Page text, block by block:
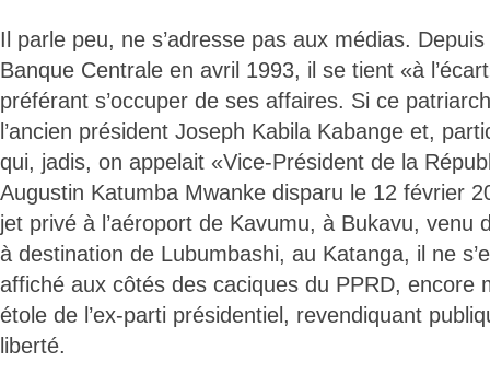
Il parle peu, ne s’adresse pas aux médias.
Banque Centrale en avril 1993, il se tient «à
préférant s’occuper de ses affaires. Si ce
l’ancien président Joseph Kabila Kabange et,
qui, jadis, on appelait «Vice-Président de la
Augustin Katumba Mwanke disparu le 12 février
jet privé à l’aéroport de Kavumu, à Bukavu, venu
à destination de Lubumbashi, au Katanga, il ne
affiché aux côtés des caciques du PPRD, encore
étole de l’ex-parti présidentiel, revendiquant
liberté.